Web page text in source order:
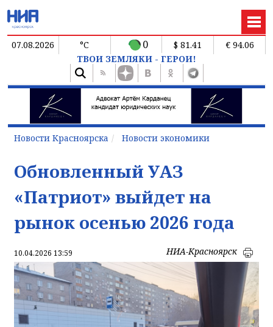
07.08.2026 °C 0 $ 81.41
€ 94.06
ТВОИ ЗЕМЛЯКИ - ГЕРОИ!
Новости Красноярска Новости экономики
Обновленный УАЗ
«Патриот» выйдет на
рынок осенью 2026 года
10.04.2026 13:59 НИА-Красноярск